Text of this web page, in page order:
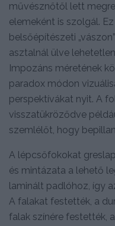
művésznőtől lett
elemeként is szolgál.
belsőépítészeti
asztalnál ülve
Impozáns méretének
paradox módon
perspektívákat nyit. A
visszatükröződve
szemlélőt, hogy
A lépcsőfokokat
és mintázata a lehető
laminált padlóhoz, így
A falakat festették, a
falak színére festették,